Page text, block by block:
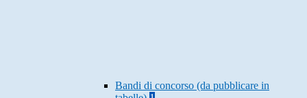
Bandi di concorso (da pubblicare in